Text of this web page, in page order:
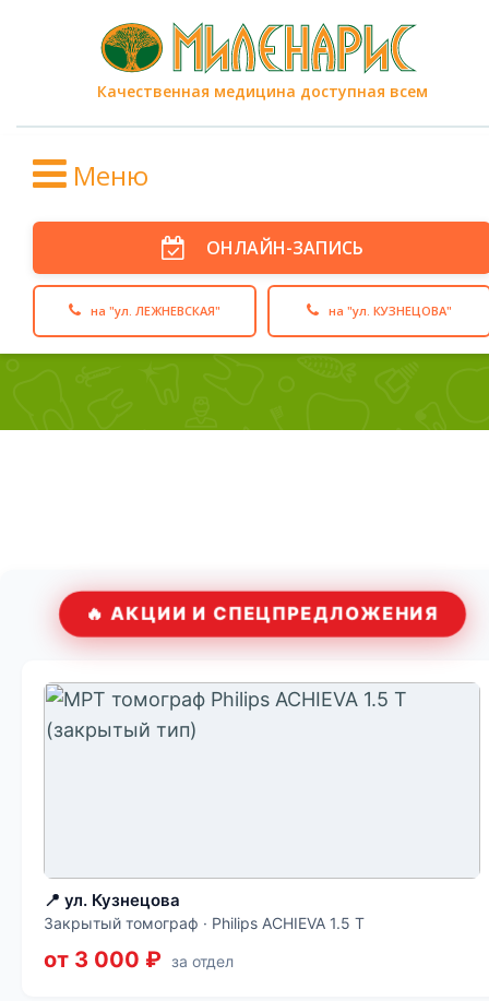
Качественная медицина доступная всем
Меню
ОНЛАЙН-ЗАПИСЬ
на "ул. ЛЕЖНЕВСКАЯ" на "ул. КУЗНЕЦОВА"
🔥 АКЦИИ И СПЕЦПРЕДЛОЖЕНИЯ
📍 ул. Кузнецова
Закрытый томограф · Philips ACHIEVA 1.5 T
от 3 000 ₽ за отдел